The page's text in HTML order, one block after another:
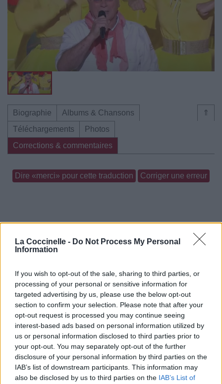
La Coccinelle - Do Not Process My Personal
Information
If you wish to opt-out of the sale, sharing to third parties, or
processing of your personal or sensitive information for
targeted advertising by us, please use the below opt-out
section to confirm your selection. Please note that after your
opt-out request is processed you may continue seeing
interest-based ads based on personal information utilized by
us or personal information disclosed to third parties prior to
your opt-out. You may separately opt-out of the further
disclosure of your personal information by third parties on the
IAB’s list of downstream participants. This information may
also be disclosed by us to third parties on the IAB’s List of
⇑
Biographie
Albums & Chansons
Téléchargements
Photos
Corrections & commentaires
Dire «merci» pour cette traduction Corriger une erreur